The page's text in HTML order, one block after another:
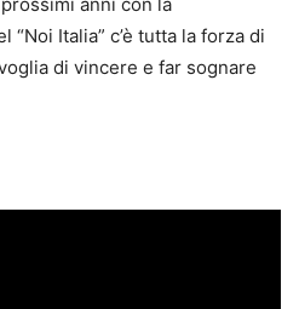
Italia” c’è tutta la forza di
di vincere e far sognare